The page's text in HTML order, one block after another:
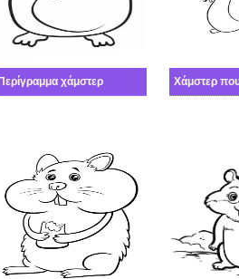
Περίγραμμα χάμστερ